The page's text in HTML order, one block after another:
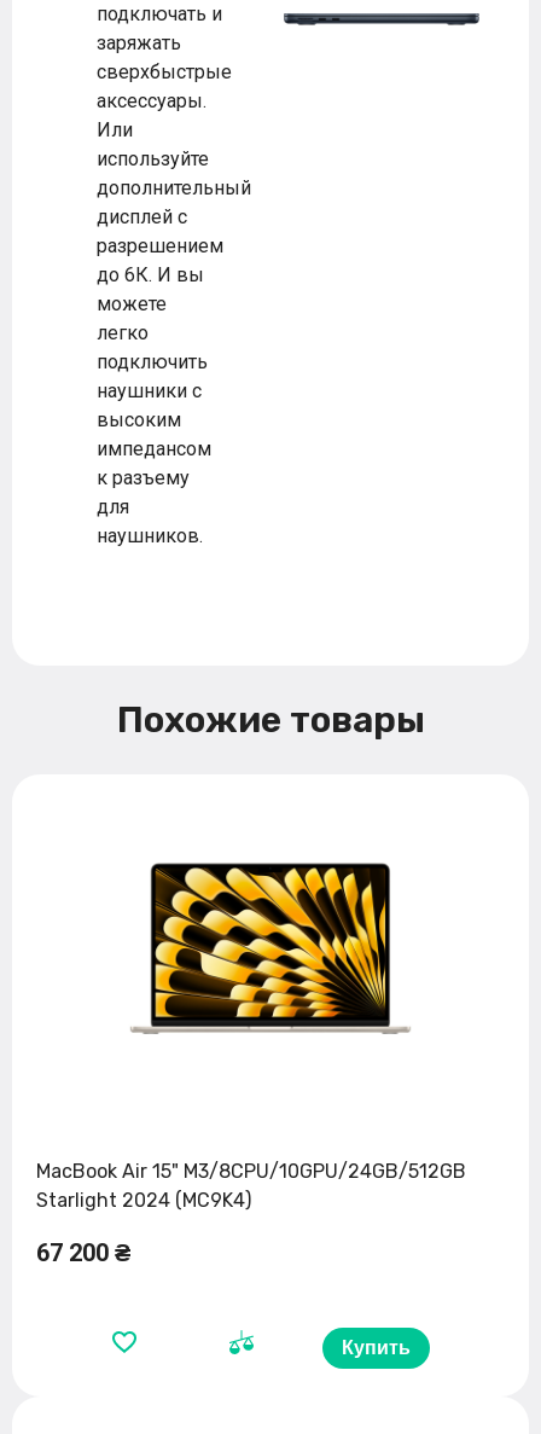
подключать и
заряжать
сверхбыстрые
аксессуары.
Или
используйте
дополнительный
дисплей с
разрешением
до 6К. И вы
можете
легко
подключить
наушники с
высоким
импедансом
к разъему
для
наушников.
Похожие товары
MacBook Air 15" M3/8CPU/10GPU/24GB/512GB
Starlight 2024 (MC9K4)
67 200 ₴
Купить